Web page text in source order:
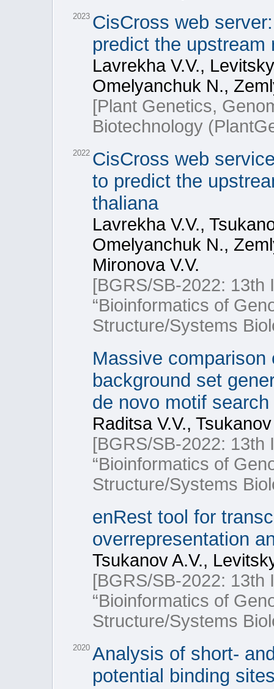
2023 CisCross web
predict the upstream
Lavrekha V.V.,
Omelyanchuk N.,
[Plant Genetics,
Biotechnology
2022 CisCross web
to predict the
thaliana
Lavrekha V.V.,
Omelyanchuk N.,
Mironova V.V.
[BGRS/SB-2022: 13th
“Bioinformatics of
Structure/Systems
Massive comparison
background set
de novo motif
Raditsa V.V.,
[BGRS/SB-2022: 13th
“Bioinformatics of
Structure/Systems
enRest tool for
overrepresentation
Tsukanov A.V.,
[BGRS/SB-2022: 13th
“Bioinformatics of
Structure/Systems
2020 Analysis of short-
potential binding